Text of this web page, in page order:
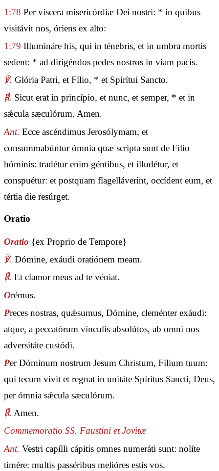
1:78 Per víscera misericórdiæ Dei nostri: * in quibus
visitávit nos, óriens ex alto:
1:79 Illumináre his, qui in ténebris, et in umbra mortis
sedent: * ad dirigéndos pedes nostros in viam pacis.
℣. Glória Patri, et Fílio, * et Spirítui Sancto.
℟. Sicut erat in princípio, et nunc, et semper, * et in
sǽcula sæculórum. Amen.
Ant. Ecce ascéndimus Jerosólymam, et
consummabúntur ómnia quæ scripta sunt de Fílio
hóminis: tradétur enim géntibus, et illudétur, et
conspuétur: et postquam flagelláverint, occídent eum, et
tértia die resúrget.
Oratio
Oratio {ex Proprio de Tempore}
℣. Dómine, exáudi oratiónem meam.
℟. Et clamor meus ad te véniat.
Orémus.
Preces nostras, quǽsumus, Dómine, cleménter exáudi:
atque, a peccatórum vínculis absolútos, ab omni nos
adversitáte custódi.
Per Dóminum nostrum Jesum Christum, Fílium tuum:
qui tecum vivit et regnat in unitáte Spíritus Sancti, Deus,
per ómnia sǽcula sæculórum.
℟. Amen.
Commemoratio SS. Faustini et Jovitæ
Ant. Vestri capílli cápitis omnes numeráti sunt: nolíte
timére: multis passéribus melióres estis vos.